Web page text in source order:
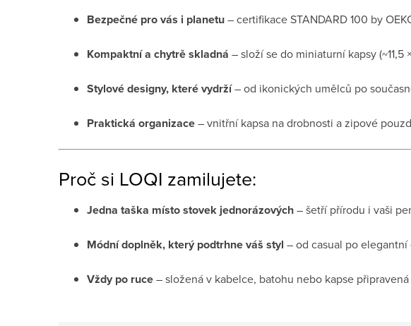
Bezpečné pro vás i planetu– certifikace STANDARD 100 by
Kompaktní a chytrě skladná – složí se do miniaturní kapsy (~11,5
Stylové designy, které vydrží– od ikonických umělců po
Praktická organizace– vnitřní kapsa na drobnosti a zipové
Proč si LOQI zamilujete:
Jedna taška místo stovek jednorázových– šetří přírodu i vaši
Módní doplněk, který podtrhne váš styl – od casual po elegantní
Vždy po ruce– složená v kabelce, batohu nebo kapse